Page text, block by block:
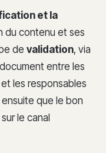
et la
du contenu et ses
de validation, via
entre les
les responsables
ensuite que le bon
le canal